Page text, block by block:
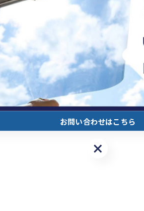
お問い合わせはこちら
お問い合わせはこちら